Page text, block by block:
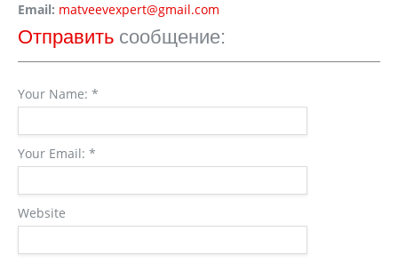
Email: matveevexpert@gmail.com
Отправить сообщение:
Your Name: *
Your Email: *
Website